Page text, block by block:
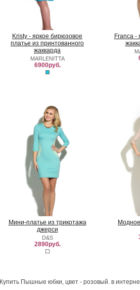
Kristy - яркое бирюзовое
платье из принтованного
жаккарда
MARLENITTA
6900руб.
Franca -
Мини-платье из трикотажа
джерси
D&S
2890руб.
Купить Пышные юбки, цвет - розовый. в